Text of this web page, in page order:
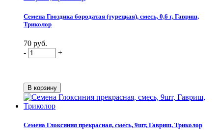
Семена Гвоздика бородатая (турецкая), смесь, 0,6 г, Гавриш,
Триколор
70 руб.
-
+
Семена Глоксиния прекрасная, смесь, 9шт, Гавриш, Триколор